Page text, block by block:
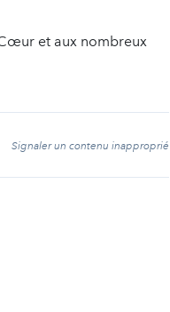
et aux nombreux
Signaler un contenu inapproprié